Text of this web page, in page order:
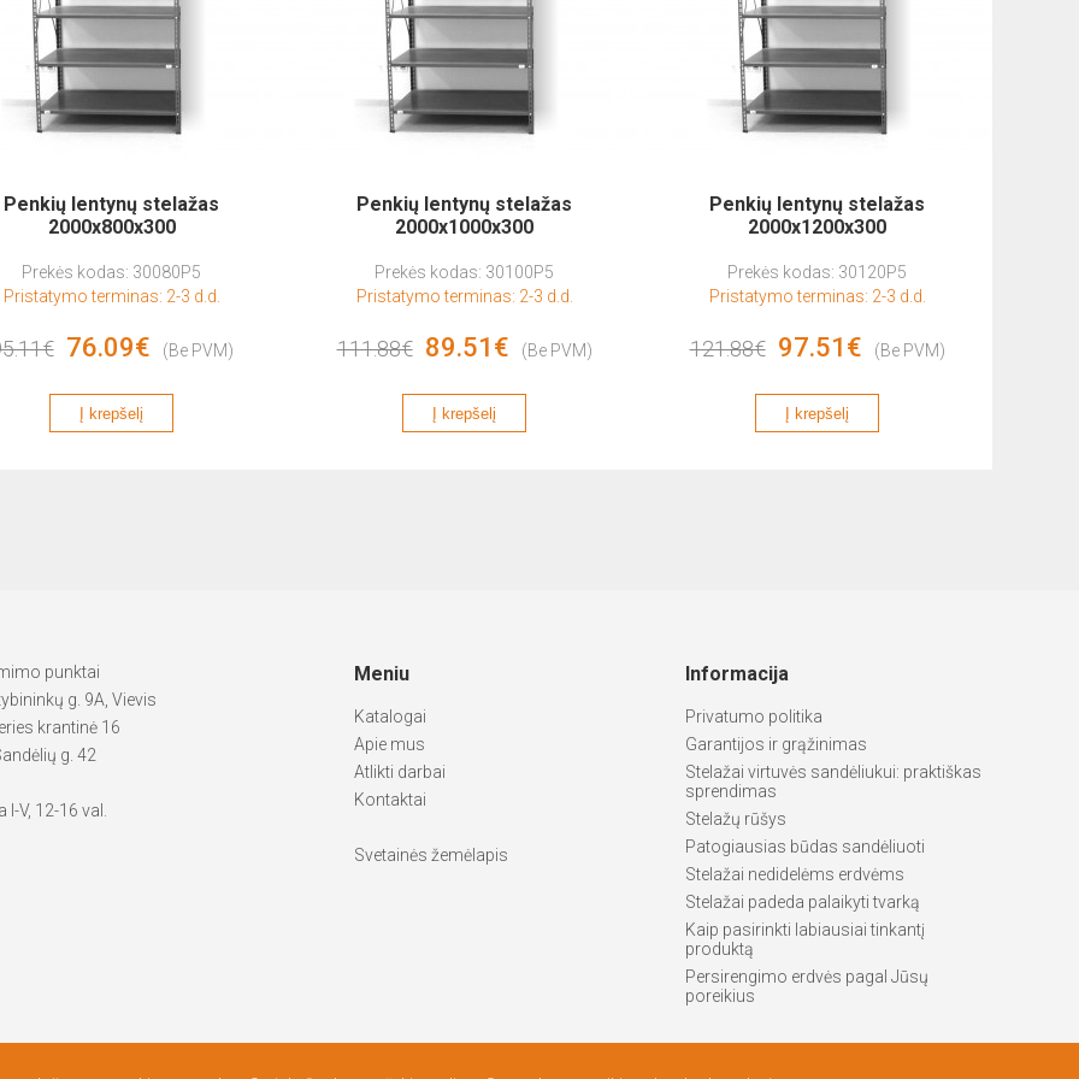
Penkių lentynų stelažas
2000x800x300
Prekės kodas: 30080P5
Pristatymo terminas: 2-3 d.d.
76.09€ (Be PVM)
Į krepšelį
Penkių lentynų stelažas
2000x1000x300
Prekės kodas: 30100P5
Pristatymo terminas: 2-3 d.d.
111.88€ 89.51€ (Be PVM)
Į krepšelį
Penkių lentynų stelažas
2000x1200x300
Prekės kodas: 30120P5
Pristatymo terminas: 2-3 d.d.
121.88€ 97.51€ (Be PVM)
Į krepšelį
punktai
g. 9A, Vievis
krantinė 16
g. 42
V, 12-16 val.
Meniu
Katalogai
Apie mus
Atlikti darbai
Kontaktai
Svetainės žemėlapis
Informacija
Privatumo politika
Garantijos ir grąžinimas
Stelažai virtuvės sandėliukui: praktiškas
sprendimas
Stelažų rūšys
Patogiausias būdas sandėliuoti
Stelažai nedidelėms erdvėms
Stelažai padeda palaikyti tvarką
Kaip pasirinkti labiausiai tinkantį
produktą
Persirengimo erdvės pagal Jūsų
poreikius